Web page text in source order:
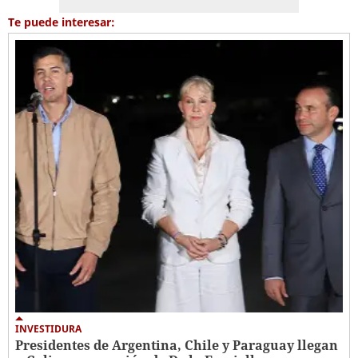
Te puede interesar:
INVESTIDURA
Presidentes de Argentina, Chile y Paraguay llegan